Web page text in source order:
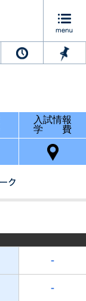
入試情報
学 費
-
-